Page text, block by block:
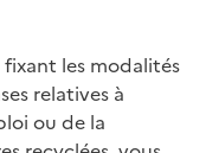
les modalités
relatives à
ou de la